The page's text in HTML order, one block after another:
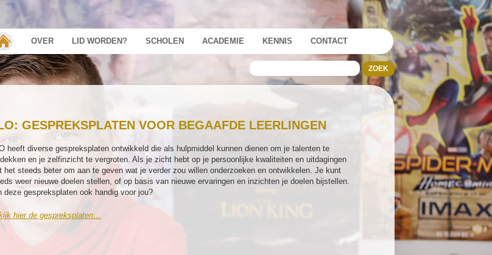
OVER LID WORDEN? SCHOLEN ACADEMIE KENNIS CONTACT
GESPREKSPLATEN VOOR BEGAAFDE LEERLINGEN
heeft diverse gespreksplaten ontwikkeld die als hulpmiddel kunnen dienen om je talenten te
en je zelfinzicht te vergroten. Als je zicht hebt op je persoonlijke kwaliteiten en uitdagingen
het steeds beter om aan te geven wat je verder zou willen onderzoeken en ontwikkelen. Je kunt
weer nieuwe doelen stellen, of op basis van nieuwe ervaringen en inzichten je doelen bijstellen.
deze gespreksplaten ook handig voor jou?
hier de gespreksplaten…